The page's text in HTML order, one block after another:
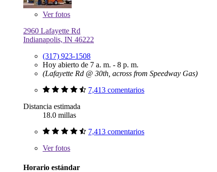
Verfotos
2960 Lafayette Rd
Indianapolis, IN 46222
(317) 923-1508
Hoy abierto de 7 a. m. - 8 p. m.
(Lafayette Rd @ 30th, across from Speedway Gas)
7,413 comentarios
Distancia estimada
18.0 millas
7,413 comentarios
Verfotos
Horario estándar